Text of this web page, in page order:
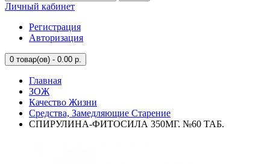
Личный кабинет
Регистрация
Авторизация
0 товар(ов) - 0.00 р.
Главная
ЗОЖ
Качество Жизни
Средства, Замедляющие Старение
СПИРУЛИНА-ФИТОСИЛА 350МГ. №60 ТАБ.